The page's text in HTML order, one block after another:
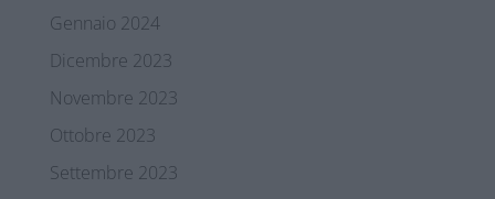
Gennaio 2024
Dicembre 2023
Novembre 2023
Ottobre 2023
Settembre 2023